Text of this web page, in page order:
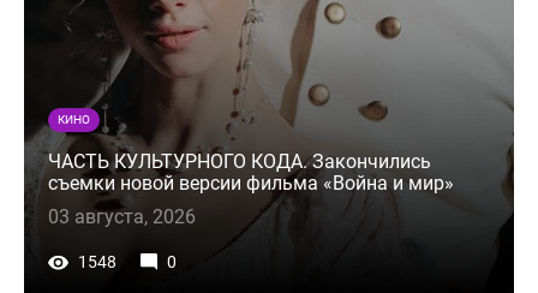
КИНО
ЧАСТЬ КУЛЬТУРНОГО КОДА. Закончились
съемки новой версии фильма «Война и мир»
03 августа, 2026
1548 0